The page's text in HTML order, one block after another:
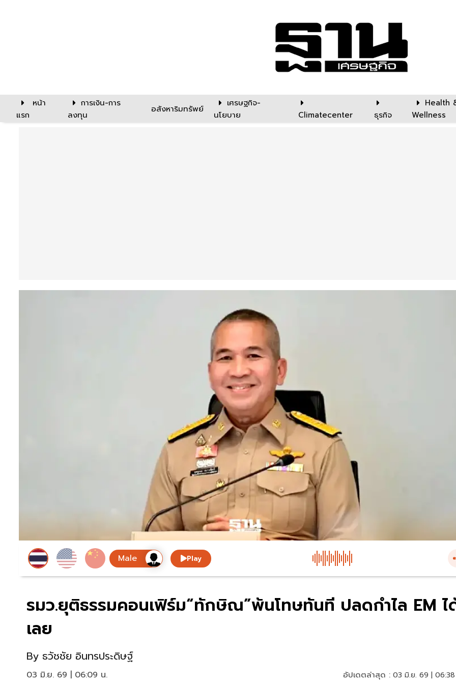
หน้า
แรก
การเงิน-การ
ลงทุน
อสังหาริมทรัพย์
เศรษฐกิจ-
นโยบาย
Climatecenter ธุรกิจ
Health
Wellness
Play
รมว.ยุติธรรมคอนเฟิร์ม“ทักษิณ”พ้นโทษทันที ปลดกำไล EM ไ
เลย
By ธวัชชัย อินทรประดิษฐ์
03 มิ.ย. 69 | 06:09 น. อัปเดตล่าสุด : 03 มิ.ย. 69 |